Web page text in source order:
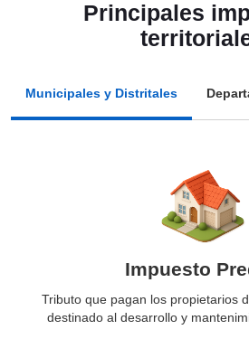
Principales
Municipales y Distritales
Impuesto
Tributo que pagan los propietarios
destinado al desarrollo y